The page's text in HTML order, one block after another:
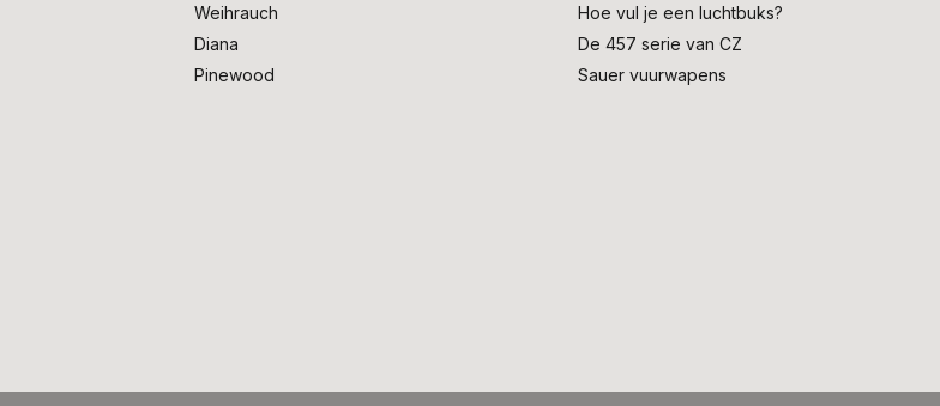
Weihrauch
Diana
Pinewood
Hoe vul je een luchtbuks?
De 457 serie van CZ
Sauer vuurwapens